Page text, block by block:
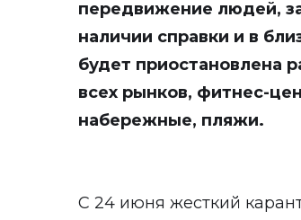
передвижение людей,
наличии справки и в
будет приостановлена
всех рынков, фитнес-
набережные, пляжи.
С 24 июня жесткий